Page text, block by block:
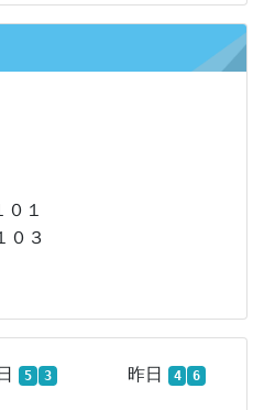
１
０３
5 3 昨日 4 6